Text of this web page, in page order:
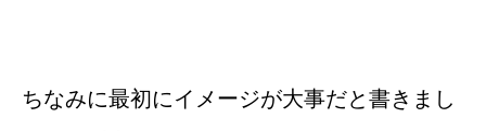
ちなみに最初にイメージが大事だと書きまし